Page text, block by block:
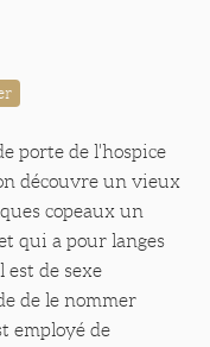
porte de l'hospice
découvre un vieux
copeaux un
qui a pour langes
de sexe
de le nommer
employé de